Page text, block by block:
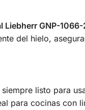
Liebherr GNP-1066-
del hielo,
listo para
para cocinas con